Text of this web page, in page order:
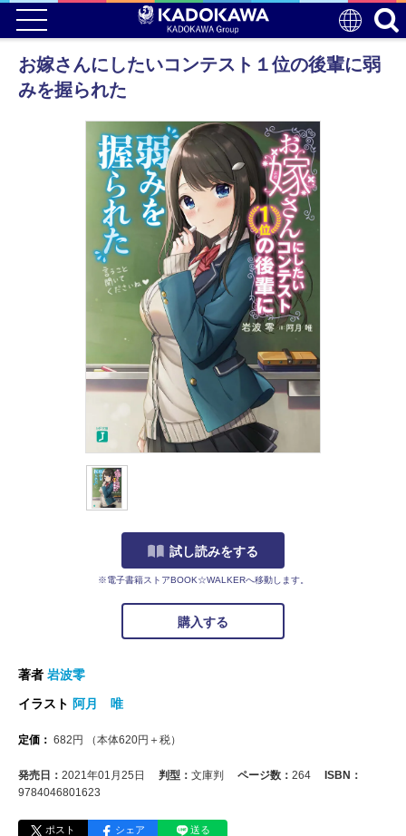
お嫁さんにしたいコンテスト１位の後輩に弱
みを握られた
試し読みをする
※電子書籍ストアBOOK☆WALKERへ移動します。
購入する
著者 岩波零
イラスト 阿月 唯
定価： 682 円 （本体620円＋税）
発売日： 2021年01月25日 判型： 文庫判 ページ数： 264
ISBN：
9784046801623
ポスト シェア 送る